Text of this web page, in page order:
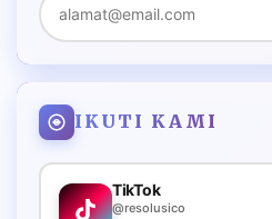
IKUTI KAMI
TikTok
@resolusico